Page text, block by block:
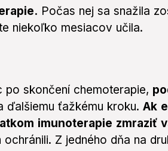
Počas nej sa snažila
niekoľko mesiacov učila.
skončení chemoterapie,
ďalšiemu ťažkému kroku. Ak
imunoterapie zmraziť
Z jedného dňa na